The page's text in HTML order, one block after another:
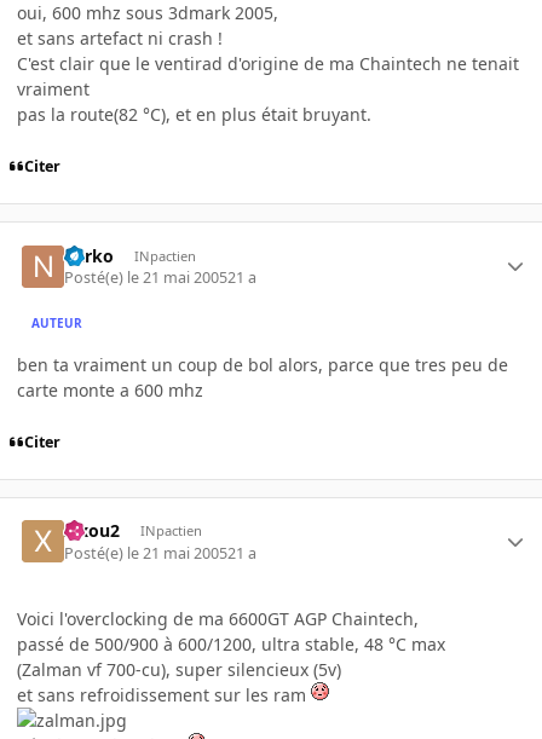
oui, 600 mhz sous 3dmark 2005,
et sans artefact ni crash !
C'est clair que le ventirad d'origine de ma Chaintech ne tenait
vraiment
pas la route(82 °C), et en plus était bruyant.
Citer
narko INpactien
Posté(e) le 21 mai 200521 a
AUTEUR
ben ta vraiment un coup de bol alors, parce que tres peu de
carte monte a 600 mhz
Citer
xixou2 INpactien
Posté(e) le 21 mai 200521 a
Voici l'overclocking de ma 6600GT AGP Chaintech,
passé de 500/900 à 600/1200, ultra stable, 48 °C max
(Zalman vf 700-cu), super silencieux (5v)
et sans refroidissement sur les ram